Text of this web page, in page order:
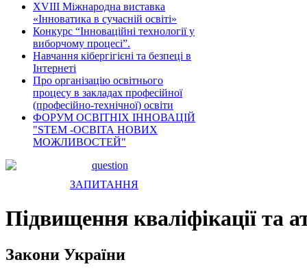
XVIII Міжнародна виставка
«Інноватика в сучасній освіті»
Конкурс “Інноваційні технології у
виборчому процесі”.
Навчання кібергігієні та безпеці в
Інтернеті
Про організацію освітнього
процесу в закладах професійної
(професійно-технічної) освіти
ФОРУМ ОСВІТНІХ ІННОВАЦІЙ
"STEM -ОСВІТА НОВИХ
МОЖЛИВОСТЕЙ"
ЗАПИТАННЯ
Підвищення кваліфікації та
Закони України